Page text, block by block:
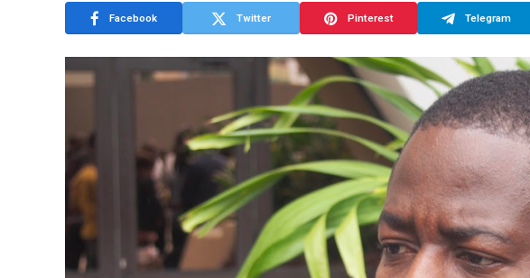
Facebook Twitter Pinterest Telegram